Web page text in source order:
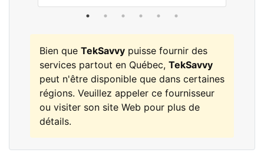
Bien que TekSavvy puisse fournir des
services partout en Québec, TekSavvy
peut n'être disponible que dans certaines
régions. Veuillez appeler ce fournisseur
ou visiter son site Web pour plus de
détails.